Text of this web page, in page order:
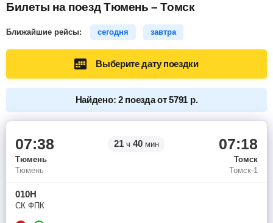
Билеты на поезд Тюмень – Томск
Ближайшие рейсы: сегодня завтра
Выберите дату поездки
Найдено: 2 поезда от 5791 р.
07:38 21 ч 40 мин 07:18
Тюмень
Томск
Тюмень
Томск-1
010Н
СК ФПК